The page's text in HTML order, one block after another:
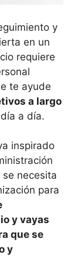
y
en un
requiere
te ayude
a largo
a día.
inspirado
necesita
para
y vayas
que se
y